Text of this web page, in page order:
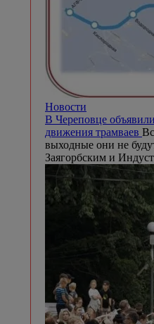
Новости
В Череповце
движения трамваев
выходные они не
Заягорбским и